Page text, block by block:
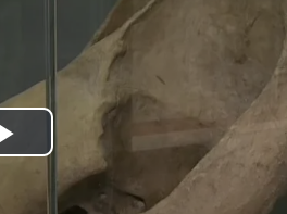
Play
Video